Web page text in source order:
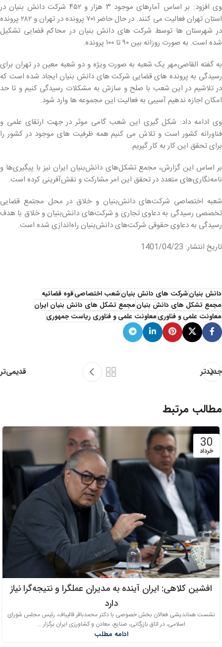
وی افزود: بر اساس آمارهای موجود ۳ هزار و ۴۵۲ شرکت دانش بنیان در
استان تهران فعالیت می کنند. در حال حاضر ۷۰۱ پرونده در تهران و ۲۸۲ پرونده
در شهرستان ها توسط شرکت های دانش بنیان در محاکم قضایی تشکیل
شده است. به صورت روزانه بین ۹۰ تا ۱۰۰ پرونده.
به گفته القاصی‌مهر یک شعبه به صورت ویژه و دو شعبه معین در تهران برای
رسیدگی به پرونده های قضایی شرکت های دانش بنیان ایجاد شده است که
در تلاشیم در این شعب با صلح و سازش به مشکلات رسیدگی کنیم و تا حد
امکان اجازه ندهیم آسیبی به فعالیت این مجموعه ها وارد شود.
وی ادامه داد: شکل گیری این شعب گامی موثر در جهت ارتقای علمی و
فناورانه کشور است و تلاش می کنیم همه ظرفیت های موجود در کشور را
برای تحقق این کار به کار گیریم.
بر اساس این گزارش، مجمع تشکل‌های دانش‌بنیان ایران نیز با پیگیری‌ها و
نامه‌نگاری‌های متعدد در تحقق این امر مشارکت و نقش‌آفرینی کرده است.
شعبه اختصاصی شرکت‌های دانش‌بنیان و خلاق در محل مجتمع قضایی
تخصصی رسیدگی به دعاوی تجاری و شرکت‌های دانش‌بنیان و خلاق با هدف
رسیدگی به دعاوی حقوقی شرکت‌های دانش‌بنیان راه‌اندازی شده است.
تاریخ انتشار: 1401/04/23
دانش بنیانشرکت های دانش بنیانشعب اختصاصیقوه قضائیه
مجمع تشکل های دانش بنیانمجمع تشکل های دانش بنیان ایران
معاونت علمی و فناوریمعاونت علمی و فناوری ریاست جمهوری
جدیدتر قدیمی‌تر
مطالب مرتبط
30
خرداد
افشین کلاهی: ایران آینده به مدیران عملگرا و نتیجه‌گرا نیاز
دارد
نشست هماندیشی فعالان بخش خصوصی با دکتر محمدباقر قالیباف، رئیس مجلس شورای
اسلامی، در اتاق بازرگانی، صنایع، معادن و کشاورزی ایران برگزار ...
ادامه مطلب